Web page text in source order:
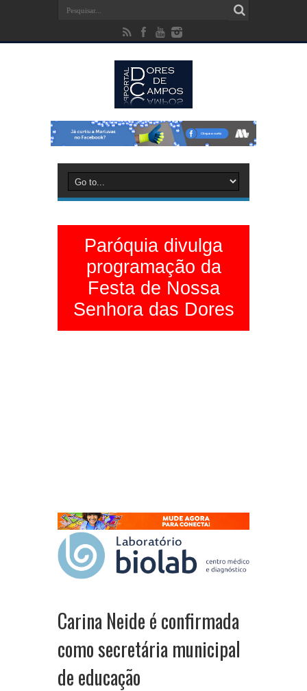
Paróquia divulga
programação da
Festa de Nossa
Senhora das Dores
Carina Neide é confirmada
como secretária municipal
de educação